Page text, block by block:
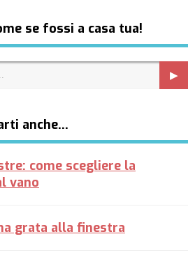
se fossi a casa tua!
anche…
come scegliere la
vano
grata alla finestra